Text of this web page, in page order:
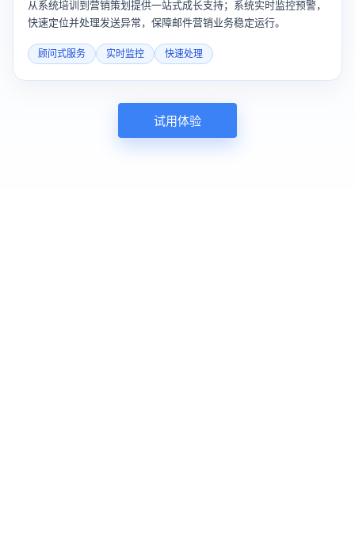
从系统培训到营销策划提供一站式成长支持；系统实时监控预警，
快速定位并处理发送异常，保障邮件营销业务稳定运行。
顾问式服务 实时监控 快速处理
试用体验